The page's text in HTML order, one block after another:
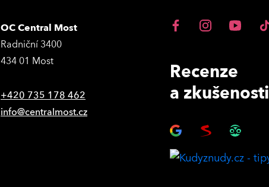
OC Central Most
Radniční 3400
434 01 Most
+420 735 178 462
info@centralmost.cz
Recenze
a zkušenosti